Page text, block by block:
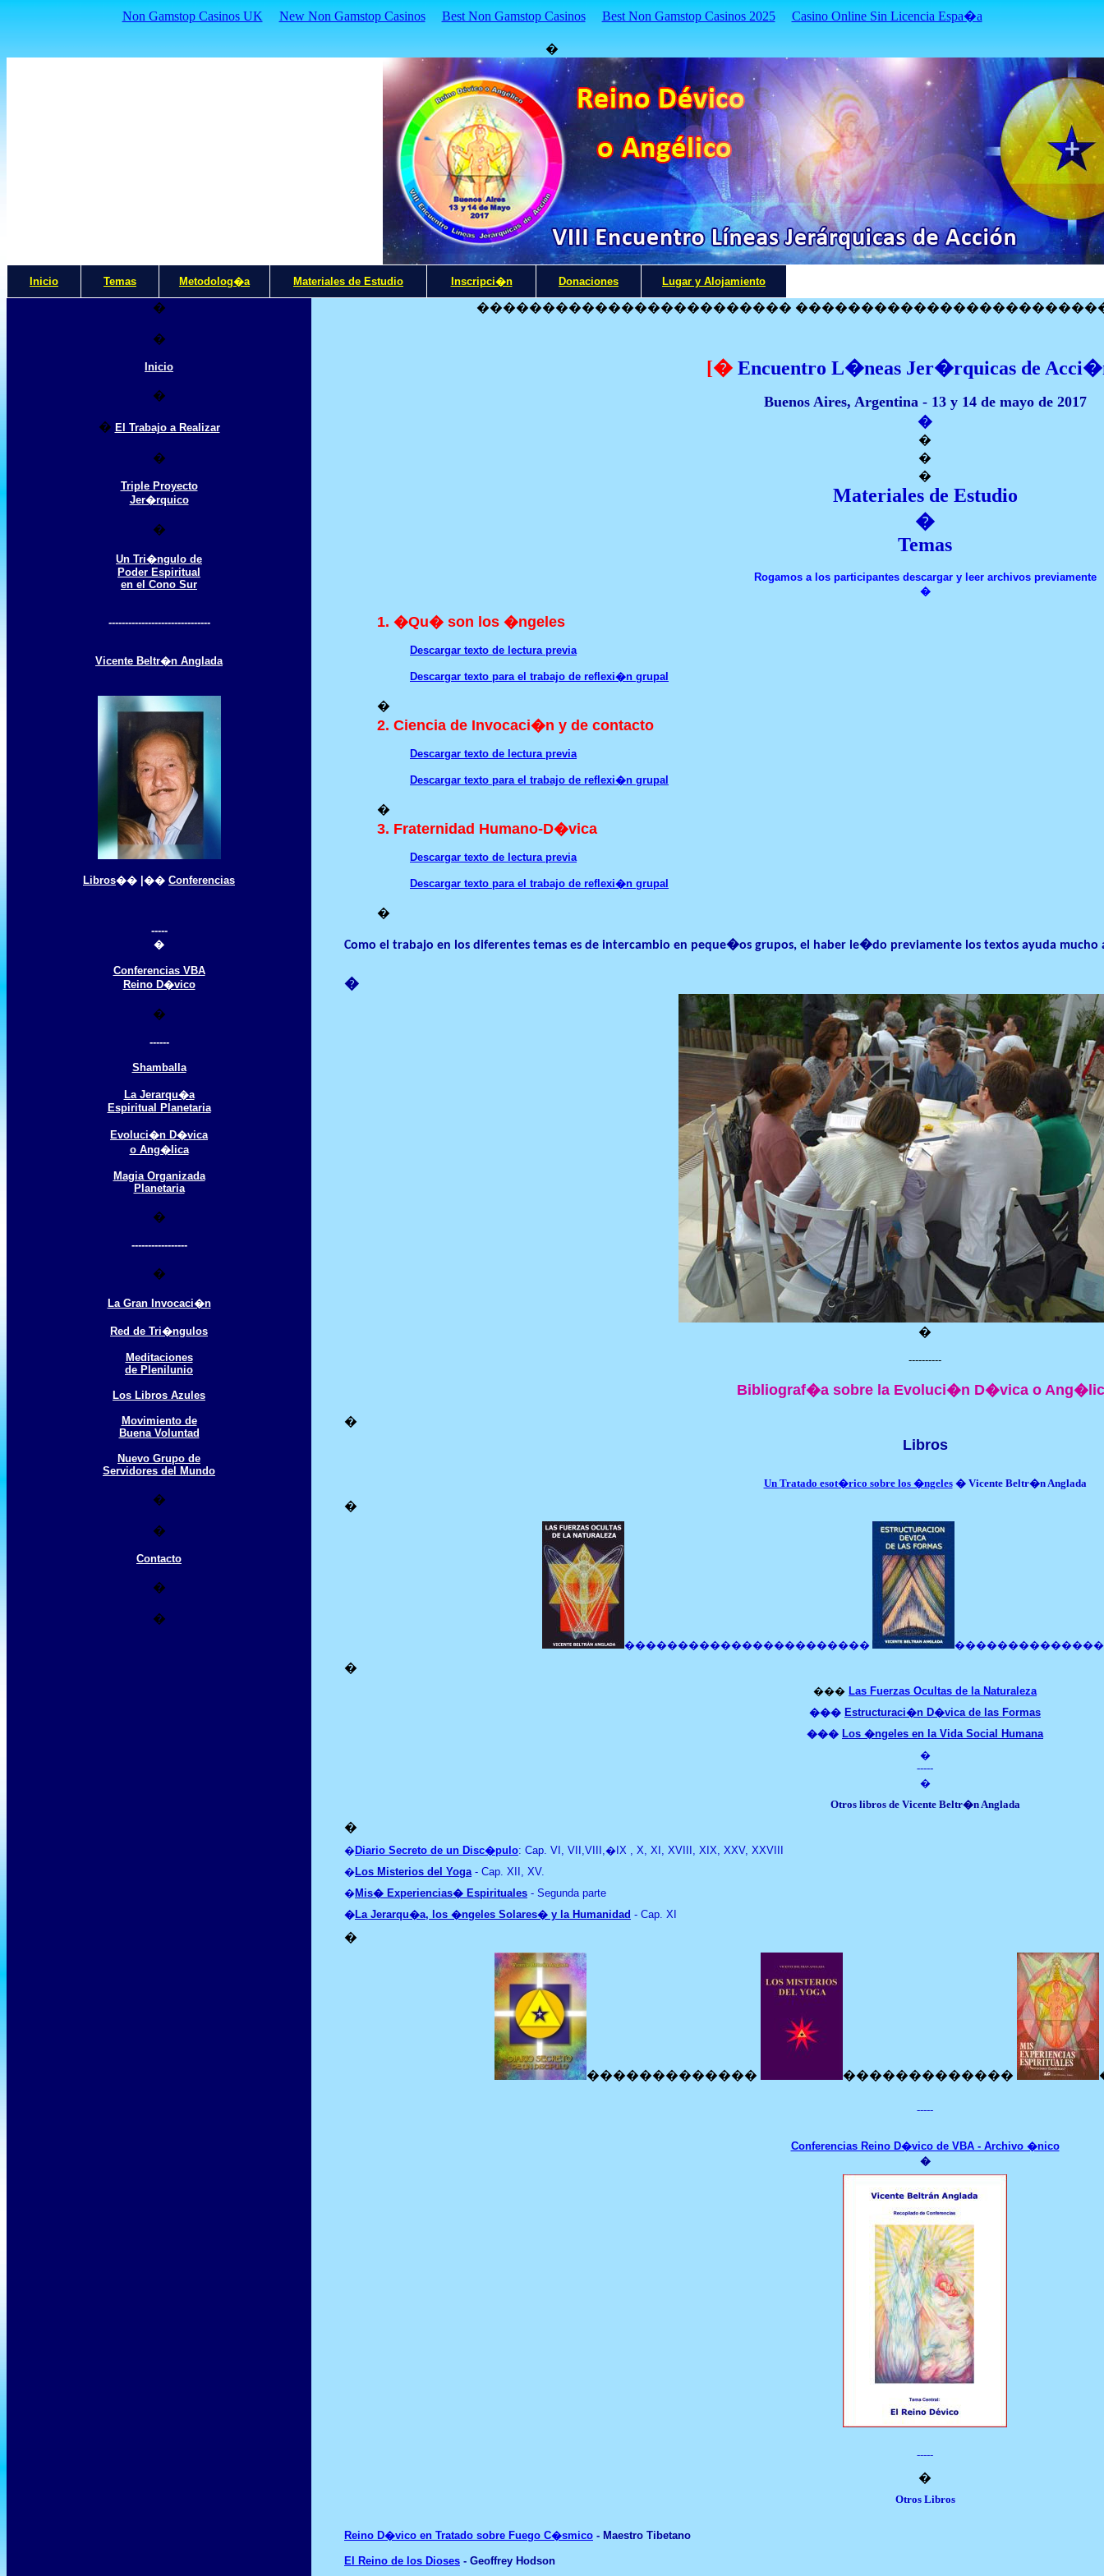
Non Gamstop Casinos UK New Non Gamstop Casinos Best Non Gamstop Casinos Best Non Gamstop Casinos 2025 Casino Online Sin Licencia Espa�a
�
Inicio Temas Metodolog�a Materiales de Estudio Inscripci�n Donaciones Lugar y Alojamiento
�
�
Inicio
�
� El Trabajo a Realizar
�
Triple Proyecto
Jer�rquico
�
Un Tri�ngulo de
Poder Espiritual
en el Cono Sur
-------------------------------
Vicente Beltr�n Anglada
Libros�� |�� Conferencias
-----
�
Conferencias VBA
Reino D�vico
�
------
Shamballa
La Jerarqu�a
Espiritual Planetaria
Evoluci�n D�vica
o Ang�lica
Magia Organizada
Planetaria
�
-----------------
�
La Gran Invocaci�n
Red de Tri�ngulos
Meditaciones
de Plenilunio
Los Libros Azules
Movimiento de
Buena Voluntad
Nuevo Grupo de
Servidores del Mundo
�
�
Contacto
�
�
������������������������
[� Encuentro L�neas Jer�rquicas de
Buenos Aires, Argentina - 13 y 14 de mayo de 2017
�
�
�
�
Materiales de Estudio
�
Temas
Rogamos a los participantes descargar y leer archivos previamente
�
1. �Qu� son los �ngeles
Descargar texto de lectura previa
Descargar texto para el trabajo de reflexi�n grupal
�
2. Ciencia de Invocaci�n y de contacto
Descargar texto de lectura previa
Descargar texto para el trabajo de reflexi�n grupal
�
3. Fraternidad Humano-D�vica
Descargar texto de lectura previa
Descargar texto para el trabajo de reflexi�n grupal
�
Como el trabajo en los diferentes temas es de intercambio en peque�os grupos, el haber le�do previamente los textos ayuda
�
�
----------
Bibliograf�a sobre la Evoluci�n D�vica o
�
Libros
Un Tratado esot�rico sobre los �ngeles� Vicente Beltr�n Anglada
�
�����������������������
�
��� Las Fuerzas Ocultas de la Naturaleza
��� Estructuraci�n D�vica de las Formas
��� Los �ngeles en la Vida Social Humana
�
-----
�
Otros libros de Vicente Beltr�n Anglada
�
�Diario Secreto de un Disc�pulo: Cap. VI, VII,VIII,�IX , X, XI, XVIII, XIX, XXV, XXVIII
�Los Misterios del Yoga- Cap. XII, XV.
�Mis� Experiencias� Espirituales - Segunda parte
�La Jerarqu�a, los �ngeles Solares� y la Humanidad - Cap. XI
�
������������� �������������
-----
Conferencias Reino D�vico de VBA - Archivo �nico
�
-----
�
Otros Libros
Reino D�vico en Tratado sobre Fuego C�smico - Maestro Tibetano
El Reino de los Dioses - Geoffrey Hodson